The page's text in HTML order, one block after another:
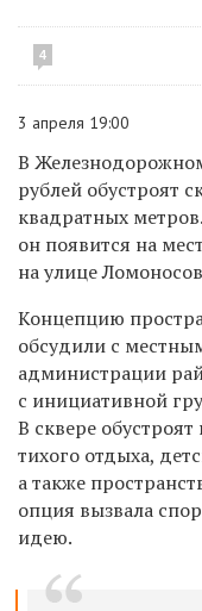
4
3 апреля 19:00
В
рублей обустроят
квадратных
он появится на
на улице
Концепцию
обсудили с
администрации
с инициативной
В сквере
тихого отдыха,
а также
опция вызвала
идею.